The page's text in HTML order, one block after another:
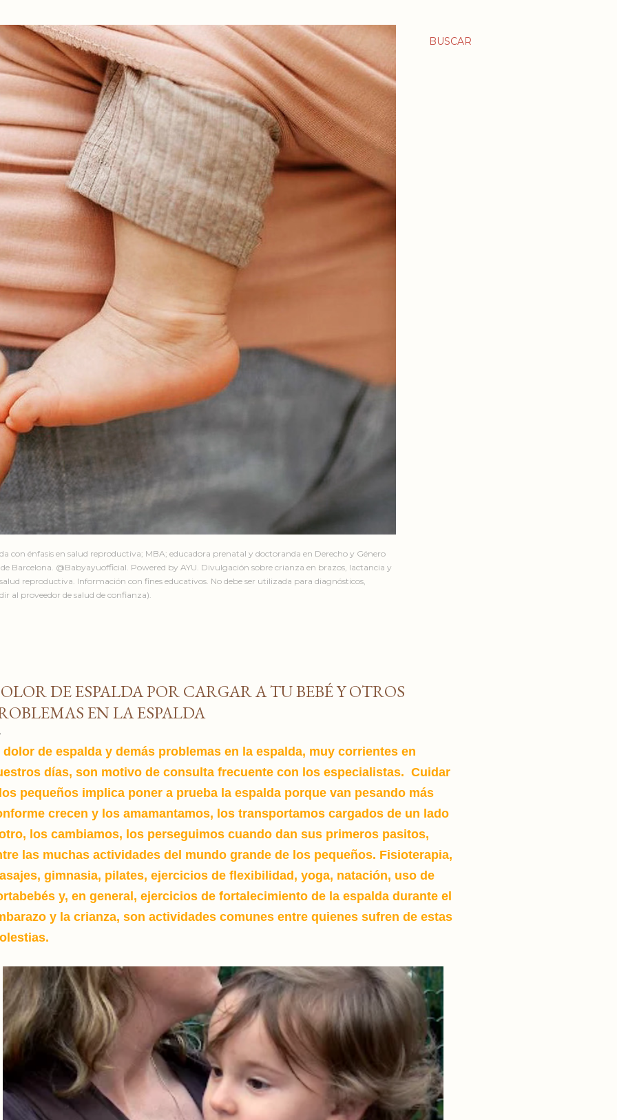
BUSCAR
con énfasis en salud reproductiva; MBA; educadora prenatal y doctoranda en Derecho y Género
Barcelona. @Babyayuofficial. Powered by AYU. Divulgación sobre crianza en brazos, lactancia y
reproductiva. Información con fines educativos. No debe ser utilizada para diagnósticos,
al proveedor de salud de confianza).
DE ESPALDA POR CARGAR A TU BEBÉ Y OTROS
EN LA ESPALDA
dolor de espalda y demás problemas en la espalda, muy corrientes en
días, son motivo de consulta frecuente con los especialistas. Cuidar
pequeños implica poner a prueba la espalda porque van pesando más
crecen y los amamantamos, los transportamos cargados de un lado
los cambiamos, los perseguimos cuando dan sus primeros pasitos,
las muchas actividades del mundo grande de los pequeños. Fisioterapia,
gimnasia, pilates, ejercicios de flexibilidad, yoga, natación, uso de
y, en general, ejercicios de fortalecimiento de la espalda durante el
y la crianza, son actividades comunes entre quienes sufren de estas